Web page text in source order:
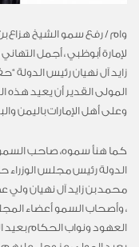
وام / رفع سمو الشيخ هزاع
لإمارة أبوظبي ، أجمل
زايد آل نهيان رئيس الدولة
المولى القدير أن يعيد هذه
وعلى أهل الإمارات باليمن
كما هنأ سموه، صاحب
الدولة رئيس مجلس الوزراء
محمد بن زايد آل نهيان ولي
، وأصحاب السمو أعضاء
العهود ونواب الحكام بعيد